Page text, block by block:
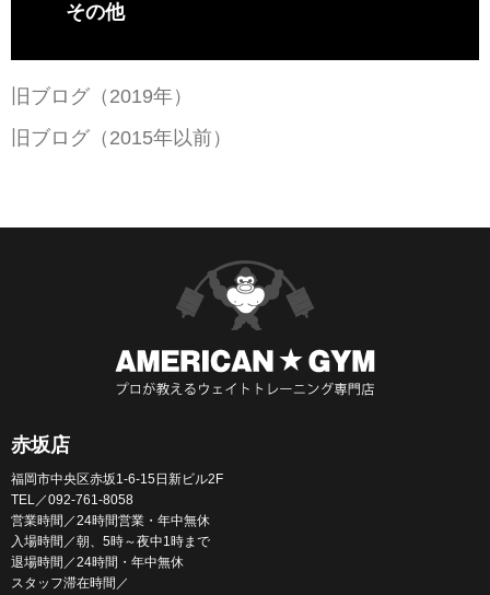
その他
旧ブログ（2019年）
旧ブログ（2015年以前）
赤坂店
福岡市中央区赤坂1-6-15日新ビル2F
TEL／092-761-8058
営業時間／24時間営業・年中無休
入場時間／朝、5時～夜中1時まで
退場時間／24時間・年中無休
スタッフ滞在時間／